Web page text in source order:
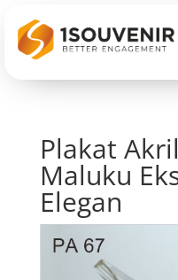
Plakat
Maluku
Elegan